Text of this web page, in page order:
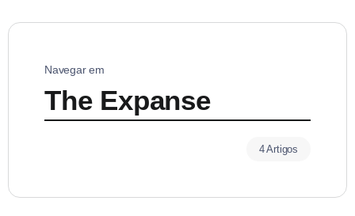
Navegar em
The Expanse
4 Artigos